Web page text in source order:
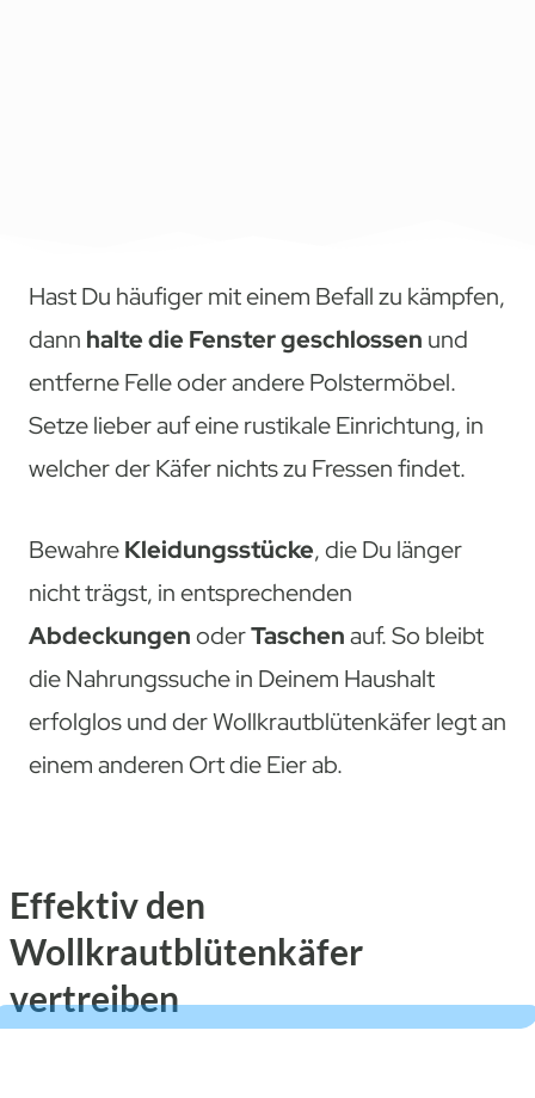
Hast Du häufiger mit einem Befall zu kämpfen,
dann halte die Fenster geschlossen und
entferne Felle oder andere Polstermöbel.
Setze lieber auf eine rustikale Einrichtung, in
welcher der Käfer nichts zu Fressen findet.
BewahreKleidungsstücke, die Du länger
nicht trägst, in entsprechenden
AbdeckungenoderTaschenauf. So bleibt
die Nahrungssuche in Deinem Haushalt
erfolglos und der Wollkrautblütenkäfer legt an
einem anderen Ort die Eier ab.
Effektiv den
Wollkrautblütenkäfer
vertreiben